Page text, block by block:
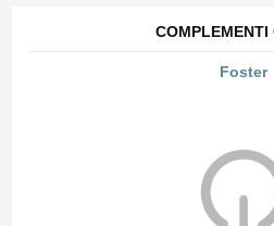
COMPLEMENTI
Foster